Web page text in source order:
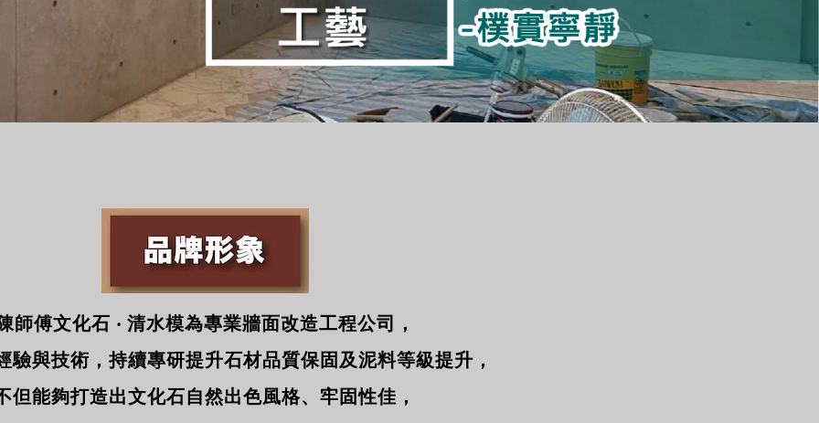
師傅文化石 ‧ 清水模為專業牆面改造工程公司，
驗與技術，持續專研提升石材品質保固及泥料等級提升，
但能夠打造出文化石自然出色風格、牢固性佳，